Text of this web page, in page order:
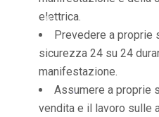
elettrica.
Prevedere a proprie
sicurezza 24 su 24
manifestazione.
Assumere a proprie
vendita e il lavoro sulle
*
*